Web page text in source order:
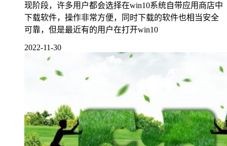
现阶段，许多用户都会选择在win10系统自带应用商店中
下载软件，操作非常方便，同时下载的软件也相当安全
可靠，但是最近有的用户在打开win10
2022-11-30